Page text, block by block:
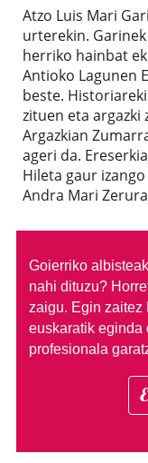
Atzo Luis Mari
urterekin.
herriko hainbat
Antioko Lagunen
beste.
zituen eta
Argazkian
ageri da.
Hileta gaur
Andra Mari
Goierriko
nahi dituzu?
zaigu. Egin zaitez
euskaratik eginda
profesionala